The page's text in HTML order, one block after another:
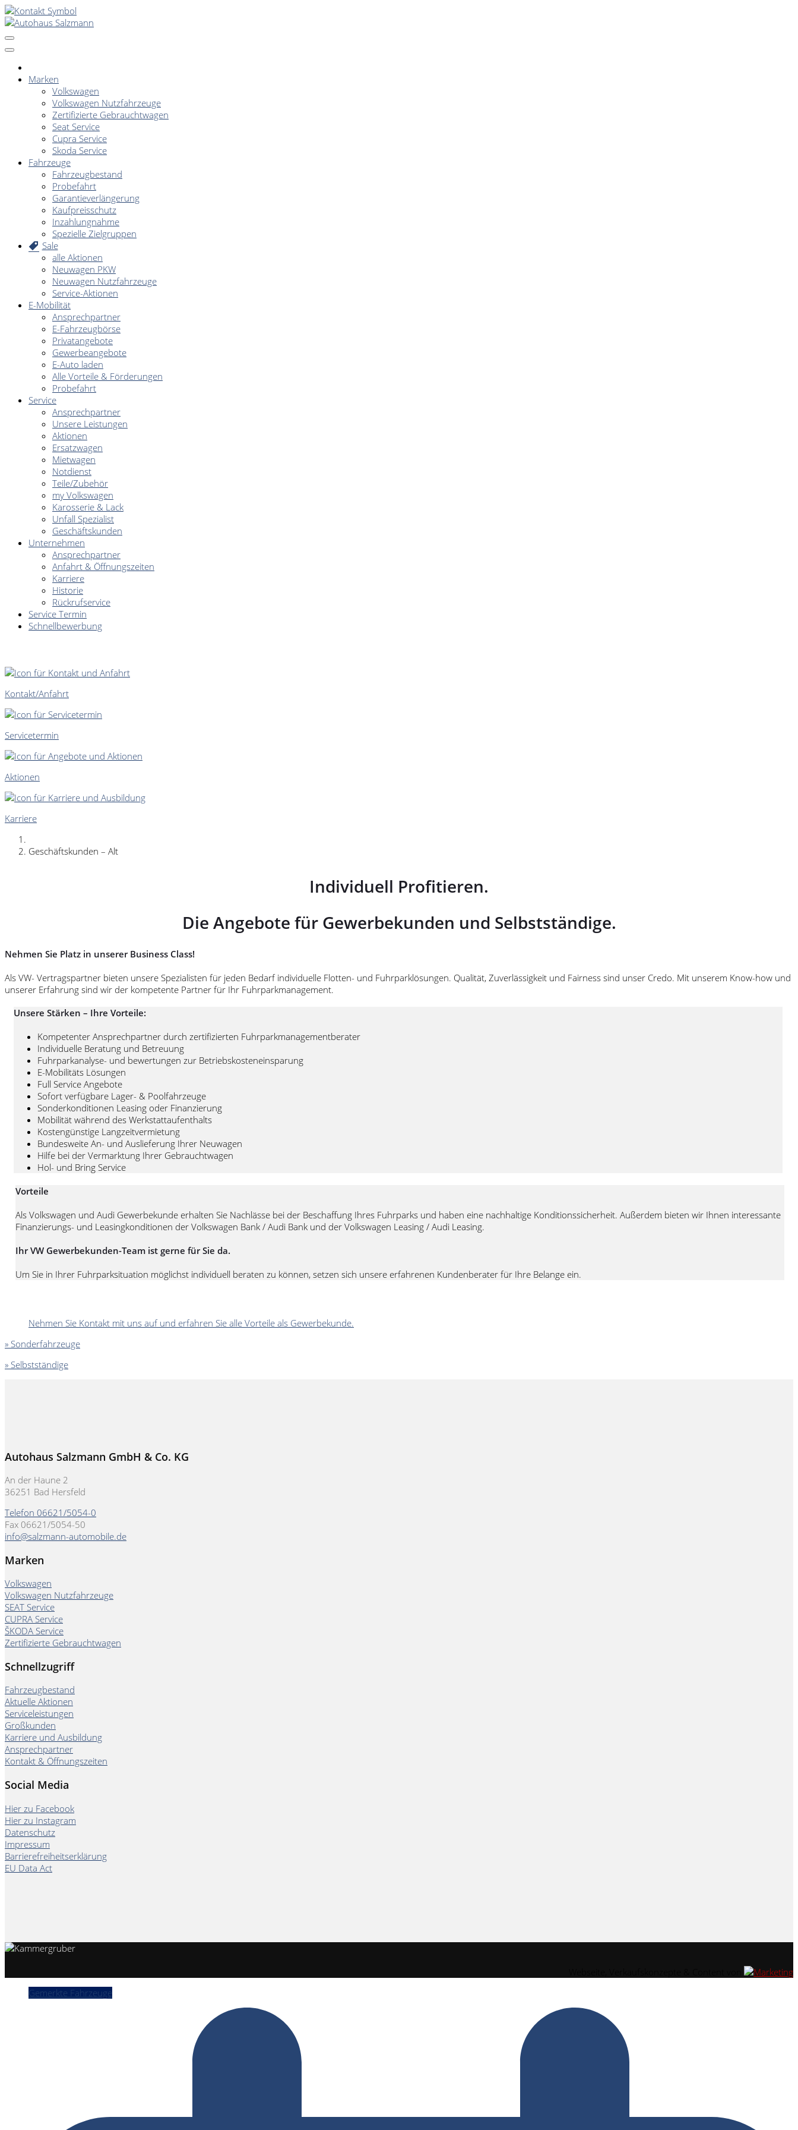
Marken
Volkswagen
Volkswagen Nutzfahrzeuge
Zertifizierte Gebrauchtwagen
Seat Service
Cupra Service
Skoda Service
Fahrzeuge
Fahrzeugbestand
Probefahrt
Garantieverlängerung
Kaufpreisschutz
Inzahlungnahme
Spezielle Zielgruppen
Sale
alle Aktionen
Neuwagen PKW
Neuwagen Nutzfahrzeuge
Service-Aktionen
E-Mobilität
Ansprechpartner
E-Fahrzeugbörse
Privatangebote
Gewerbeangebote
E-Auto laden
Alle Vorteile & Förderungen
Probefahrt
Service
Ansprechpartner
Unsere Leistungen
Aktionen
Ersatzwagen
Mietwagen
Notdienst
Teile/Zubehör
my Volkswagen
Karosserie & Lack
Unfall Spezialist
Geschäftskunden
Unternehmen
Ansprechpartner
Anfahrt & Öffnungszeiten
Karriere
Historie
Rückrufservice
Service Termin
Schnellbewerbung
Kontakt/Anfahrt
Servicetermin
Aktionen
Karriere
Geschäftskunden – Alt
Individuell Profitieren.
Die Angebote für Gewerbekunden und Selbstständige.
Nehmen Sie Platz in unserer Business Class!
Als VW- Vertragspartner bieten unsere Spezialisten für jeden Bedarf individuelle Flotten- und Fuhrparklösungen. Qualität, Zuverlässigkeit und Fairness sind unser Credo. Mit unserem Know-how und
unserer Erfahrung sind wir der kompetente Partner für Ihr Fuhrparkmanagement.
Unsere Stärken – Ihre Vorteile:
Kompetenter Ansprechpartner durch zertifizierten Fuhrparkmanagementberater
Individuelle Beratung und Betreuung
Fuhrparkanalyse- und bewertungen zur Betriebskosteneinsparung
E-Mobilitäts Lösungen
Full Service Angebote
Sofort verfügbare Lager- & Poolfahrzeuge
Sonderkonditionen Leasing oder Finanzierung
Mobilität während des Werkstattaufenthalts
Kostengünstige Langzeitvermietung
Bundesweite An- und Auslieferung Ihrer Neuwagen
Hilfe bei der Vermarktung Ihrer Gebrauchtwagen
Hol- und Bring Service
Vorteile
Als Volkswagen und Audi Gewerbekunde erhalten Sie Nachlässe bei der Beschaffung Ihres Fuhrparks und haben eine nachhaltige Konditionssicherheit. Außerdem bieten wir Ihnen interessante
Finanzierungs- und Leasingkonditionen der Volkswagen Bank / Audi Bank und der Volkswagen Leasing / Audi Leasing.
Ihr VW Gewerbekunden-Team ist gerne für Sie da.
Um Sie in Ihrer Fuhrparksituation möglichst individuell beraten zu können, setzen sich unsere erfahrenen Kundenberater für Ihre Belange ein.
Nehmen Sie Kontakt mit uns auf und erfahren Sie alle Vorteile als Gewerbekunde.
» Sonderfahrzeuge
» Selbstständige
Autohaus Salzmann GmbH & Co. KG
An der Haune 2
36251 Bad Hersfeld
Telefon 06621/5054-0
Fax 06621/5054-50
info@salzmann-automobile.de
Marken
Volkswagen
Volkswagen Nutzfahrzeuge
SEAT Service
CUPRA Service
ŠKODA Service
Zertifizierte Gebrauchtwagen
Schnellzugriff
Fahrzeugbestand
Aktuelle Aktionen
Serviceleistungen
Großkunden
Karriere und Ausbildung
Ansprechpartner
Kontakt & Öffnungszeiten
Social Media
Hier zu Facebook
Hier zu Instagram
Datenschutz
Impressum
Barrierefreiheitserklärung
EU Data Act
Gemerkte Fahrzeuge